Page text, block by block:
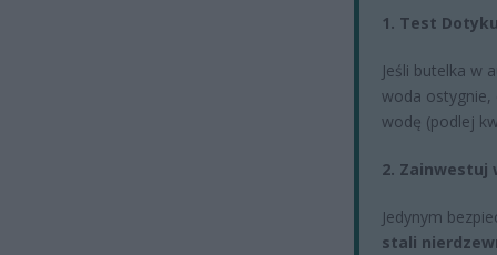
1. Test
Jeśli butelka w
woda ostygnie,
wodę (podlej
2. Zainwestuj
Jedynym
stali